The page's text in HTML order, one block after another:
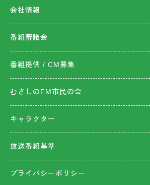
会社情報
番組審議会
番組提供 / CM募集
むさしのFM市民の会
キャラクター
放送番組基準
プライバシーポリシー